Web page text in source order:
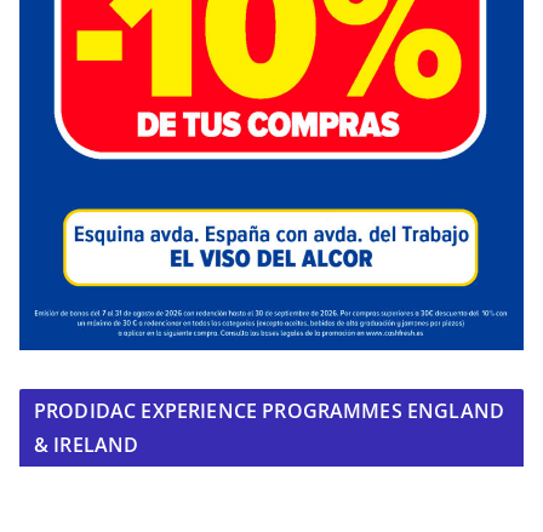
PRODIDAC EXPERIENCE PROGRAMMES ENGLAND
& IRELAND